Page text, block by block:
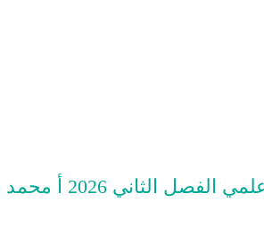
أ محمد نوري الفلاح